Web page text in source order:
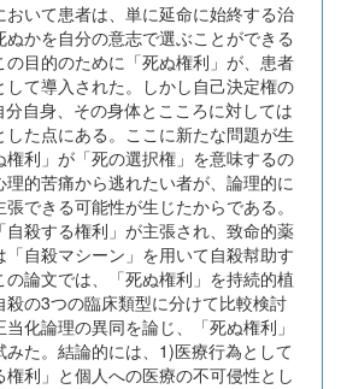
いて患者は、単に延命に始終する治
かを自分の意志で選ぶことができる
の目的のために「死ぬ権利」が、患者
て導入された。しかし自己決定権の
自身、その身体とこころに対しては
た点にある。ここに新たな問題が生
権利」が「死の選択権」を意味するの
的苦痛から逃れたい者が、論理的に
張できる可能性が生じたからである。
自殺する権利」が主張され、致命的薬
自殺マシーン」を用いて自殺幇助す
論文では、「死ぬ権利」を持続的植
の3つの臨床類型に分けて比較検討
化論理の異同を論じ、「死ぬ権利」
た。結論的には、1)医療行為として
利」と個人への医療の不可侵性とし